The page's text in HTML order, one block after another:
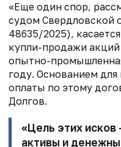
«Еще один спор,
судом Свердловской
48635/2025),
купли-продажи акций
опытно-
году. Основанием для
оплаты по этому
Долгов.
«Цель этих
активы и